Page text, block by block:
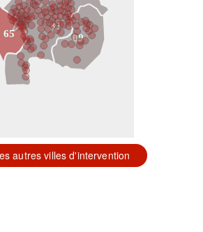
31
09
65
autres villes d'intervention